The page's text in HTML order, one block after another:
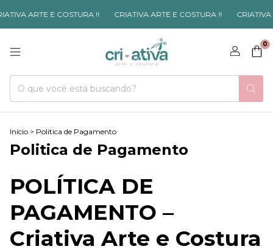
ARTE E COSTURA !! CRIATIVA ARTE E COSTURA !! CRIATIVA
0
Início > Politica de Pagamento
Politica de Pagamento
POLÍTICA DE
PAGAMENTO –
Criativa Arte e Costura